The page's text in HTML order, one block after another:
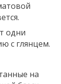
одни
с глянцем.
на